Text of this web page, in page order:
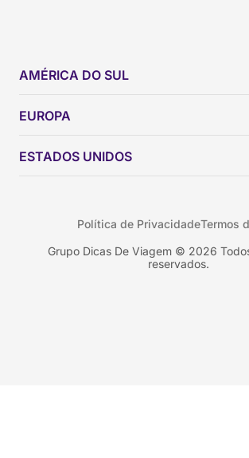
AMÉRICA DO SUL
Brasil
Colômbia
EUROPA
ESTADOS UNIDOS
Nova York
Grupo Dicas De Viagem © 2026
reservados.
Política de PrivacidadeTermos